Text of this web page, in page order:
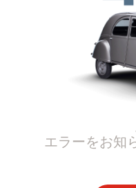
エラーをお知